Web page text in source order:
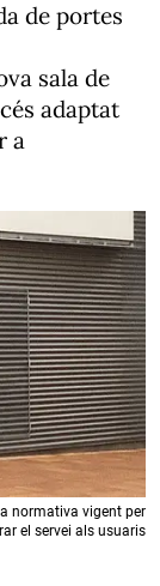
de portes
sala de
adaptat
a
normativa vigent per
el servei als usuaris